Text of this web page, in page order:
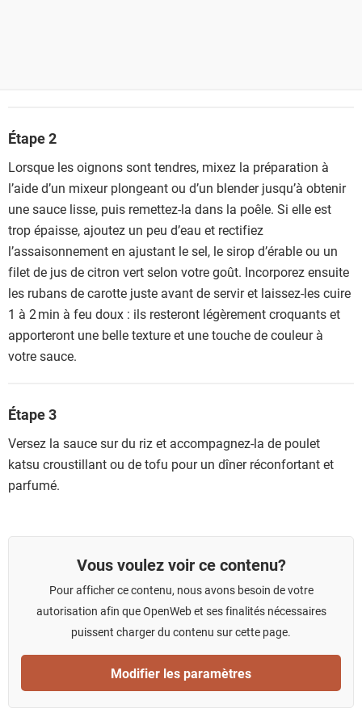
Étape 2
Lorsque les oignons sont tendres, mixez la préparation à
l’aide d’un mixeur plongeant ou d’un blender jusqu’à obtenir
une sauce lisse, puis remettez-la dans la poêle. Si elle est
trop épaisse, ajoutez un peu d’eau et rectifiez
l’assaisonnement en ajustant le sel, le sirop d’érable ou un
filet de jus de citron vert selon votre goût. Incorporez ensuite
les rubans de carotte juste avant de servir et laissez-les cuire
1 à 2 min à feu doux : ils resteront légèrement croquants et
apporteront une belle texture et une touche de couleur à
votre sauce.
Étape 3
Versez la sauce sur du riz et accompagnez-la de poulet
katsu croustillant ou de tofu pour un dîner réconfortant et
parfumé.
Vous voulez voir ce contenu?
Pour afficher ce contenu, nous avons besoin de votre
autorisation afin que OpenWeb et ses finalités nécessaires
puissent charger du contenu sur cette page.
Modifier les paramètres